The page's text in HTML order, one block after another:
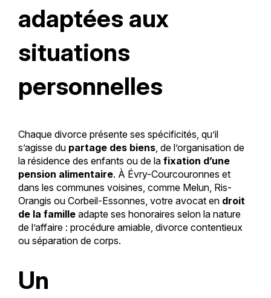
adaptées aux
situations
personnelles
Chaque divorce présente ses spécificités, qu’il
s’agisse du partage des biens, de l’organisation de
la résidence des enfants ou de la fixation d’une
pension alimentaire. À Évry-Courcouronnes et
dans les communes voisines, comme Melun, Ris-
Orangis ou Corbeil-Essonnes, votre avocat en droit
de la familleadapte ses honoraires selon la nature
de l’affaire : procédure amiable, divorce contentieux
ou séparation de corps.
Un